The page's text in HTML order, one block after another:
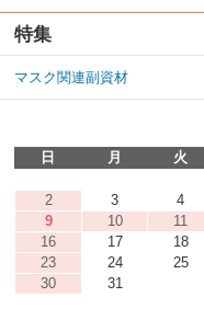
特集
マスク関連副資材
日
月 火
2
3 4
9
10 11
16
17 18
23
24 25
30
31